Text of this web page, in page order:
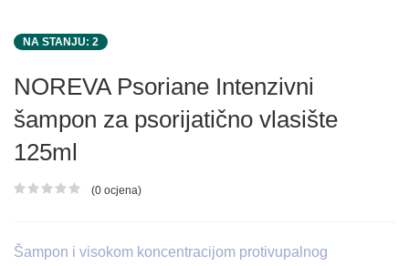
NA STANJU: 2
NOREVA Psoriane Intenzivni
šampon za psorijatično vlasište
125ml
Ocjena proizvoda
(0 ocjena)
Šampon i visokom koncentracijom protivupalnog